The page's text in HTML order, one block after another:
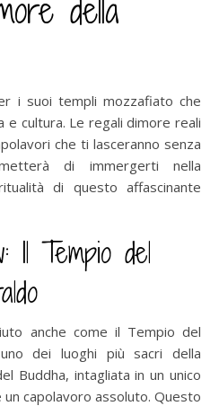
della
i suoi templi mozzafiato che
cultura. Le regali dimore reali
che ti lasceranno senza
di immergerti nella
di questo affascinante
Il Tempio del
anche come il Tempio del
dei luoghi più sacri della
Buddha, intagliata in un unico
capolavoro assoluto. Questo